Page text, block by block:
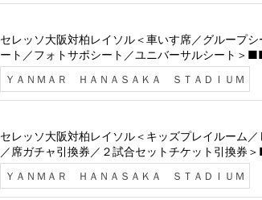
セレッソ大阪対柏レイソル＜車いす席／グループ
ート／フォトサポシート／ユニバーサルシート＞
ＹＡＮＭＡＲ ＨＡＮＡＳＡＫＡ ＳＴＡＤＩＵＭ
セレッソ大阪対柏レイソル＜キッズプレイルーム
／席ガチャ引換券／２試合セットチケット引換券
ＹＡＮＭＡＲ ＨＡＮＡＳＡＫＡ ＳＴＡＤＩＵＭ